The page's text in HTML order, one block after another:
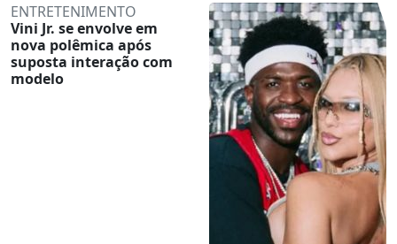
ENTRETENIMENTO
Vini Jr. se envolve em
nova polêmica após
suposta interação com
modelo